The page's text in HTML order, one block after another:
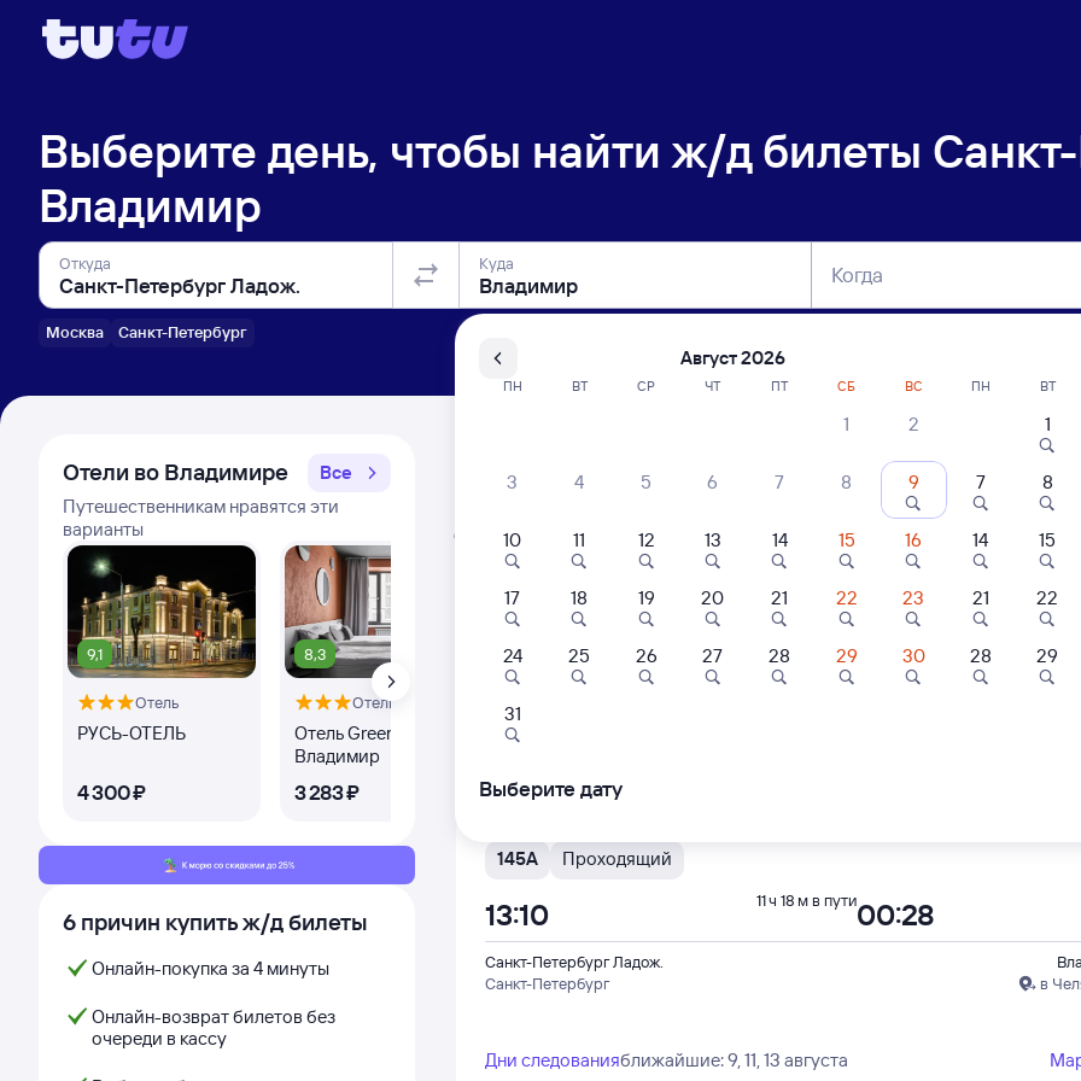
Выберите день, чтобы найти ж/д билеты
Владимир
Откуда
Москва Санкт-Петербург
Куда Когда
Отели во Владимире
Все
Путешественникам нравятся эти
варианты
9,1
Отель
РУСЬ-ОТЕЛЬ
4 ⁠300 ⁠₽
8,3
Отель
Отель Greenfeel
Владимир
3 ⁠283 ⁠₽
9,2
Ильинка-отель
4 ⁠500 ⁠₽
9,1
6 причин купить ж/д билеты
Онлайн-покупка за 4 минуты
Онлайн-возврат билетов без
очереди в кассу
Расписание поездов Санкт-Петербург
Расписание поездов Владимир — Санкт-Петербург Ладож.
Открыта продажа билетов на 6 ноября. Отправление и прибытие по местному
Самый быстрый
131Г Проходящий
Санкт-Петербург Ладож.
Санкт-Петербург
13:10 00:28
145А Проходящий
Санкт-Петербург Ладож.
Санкт-Петербург
в
13:10 00:28
11 ч 18 м в пути
Дни следованияближайшие: 9, 11, 13 августа
Август 2026
ПН ВТ СР ЧТ ПТ СБ ВС
1 2
3 4 5 6 7 8 9
10 11 12 13 14 15 16
17 18 19 20 21 22 23
24 25 26 27 28 29 30
31
ПН ВТ
1
7 8
14 15
21 22
28 29
Выберите дату